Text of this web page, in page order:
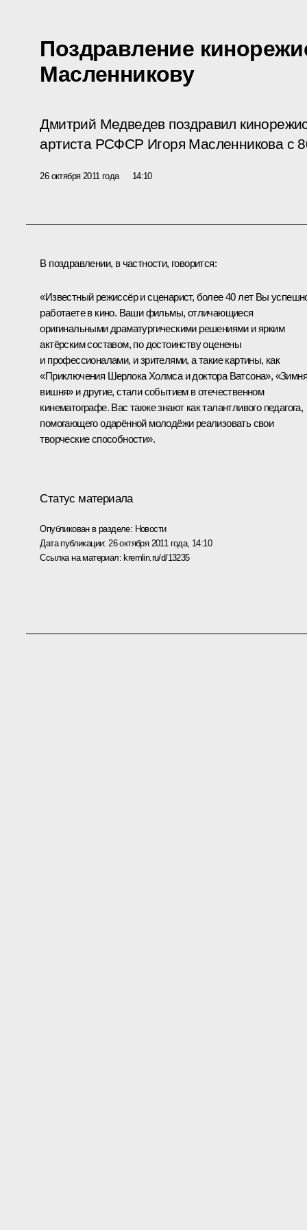
Поздравление
Масленникову
Дмитрий Медведев поздравил
артиста РСФСР Игоря Масленникова с
26 октября 2011 года 14:10
В поздравлении, в частности, говорится:
«Известный режиссёр и сценарист, более 40 лет Вы
работаете в кино. Ваши фильмы, отличающиеся
оригинальными драматургическими решениями и ярким
актёрским составом, по достоинству оценены
и профессионалами, и зрителями, а такие картины, как
«Приключения Шерлока Холмса и доктора Ватсона»,
вишня» и другие, стали событием в отечественном
кинематографе. Вас также знают как талантливого педагога,
помогающего одарённой молодёжи реализовать свои
творческие способности».
Статус материала
Опубликован в разделе: Новости
Дата публикации: 26 октября 2011 года, 14:10
Ссылка на материал: kremlin.ru/d/13235